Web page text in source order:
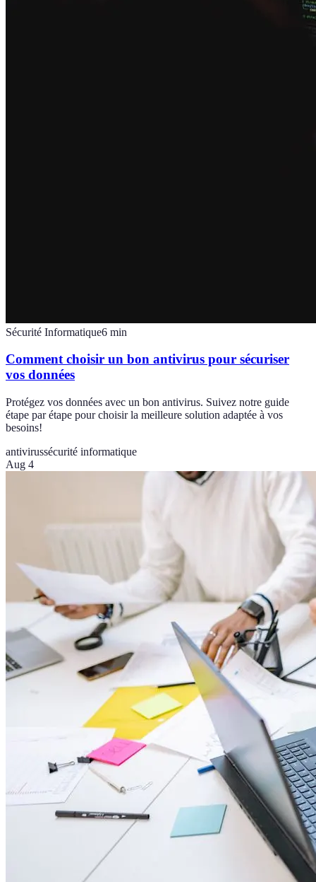
Sécurité Informatique6 min
Comment choisir un bon antivirus pour sécuriser
vos données
Protégez vos données avec un bon antivirus. Suivez notre guide
étape par étape pour choisir la meilleure solution adaptée à vos
besoins!
antivirussécurité informatique
Aug 4